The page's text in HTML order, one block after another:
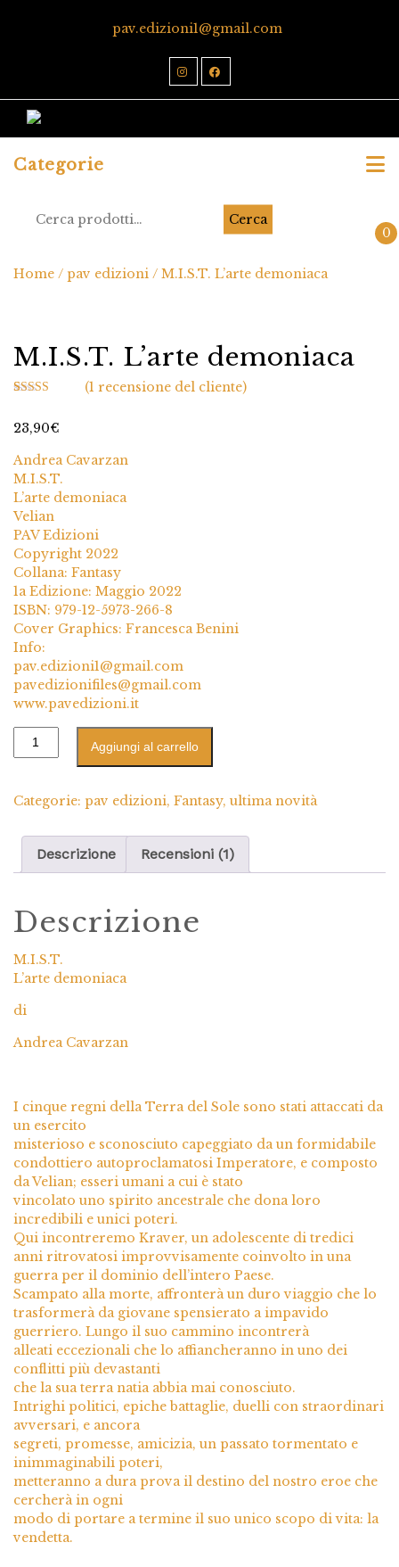
pav.edizioni1@gmail.com
Categorie
Cerca
0
Home / pav edizioni / M.I.S.T. L’arte demoniaca
M.I.S.T. L’arte demoniaca
direcensioni
(1 recensione del cliente)
23,90€
Andrea Cavarzan
M.I.S.T.
L’arte demoniaca
Velian
PAV Edizioni
Copyright 2022
Collana: Fantasy
1a Edizione: Maggio 2022
ISBN: 979-12-5973-266-8
Cover Graphics: Francesca Benini
Info:
pav.edizioni1@gmail.com
pavedizionifiles@gmail.com
www.pavedizioni.it
Aggiungi al carrello
Categorie: pav edizioni, Fantasy, ultima novità
Descrizione Recensioni (1)
Descrizione
M.I.S.T.
L’arte demoniaca
di
Andrea Cavarzan
I cinque regni della Terra del Sole sono stati attaccati da
un esercito
misterioso e sconosciuto capeggiato da un formidabile
condottiero autoproclamatosi Imperatore, e composto
da Velian; esseri umani a cui è stato
vincolato uno spirito ancestrale che dona loro
incredibili e unici poteri.
Qui incontreremo Kraver, un adolescente di tredici
anni ritrovatosi improvvisamente coinvolto in una
guerra per il dominio dell’intero Paese.
Scampato alla morte, affronterà un duro viaggio che lo
trasformerà da giovane spensierato a impavido
guerriero. Lungo il suo cammino incontrerà
alleati eccezionali che lo affiancheranno in uno dei
conflitti più devastanti
che la sua terra natia abbia mai conosciuto.
Intrighi politici, epiche battaglie, duelli con straordinari
avversari, e ancora
segreti, promesse, amicizia, un passato tormentato e
inimmaginabili poteri,
metteranno a dura prova il destino del nostro eroe che
cercherà in ogni
modo di portare a termine il suo unico scopo di vita: la
vendetta.